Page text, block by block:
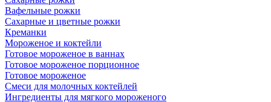
Вафельные рожки
Сахарные и цветные рожки
Креманки
Мороженое и коктейли
Готовое мороженое в ваннах
Готовое мороженое порционное
Готовое мороженое
Смеси для молочных коктейлей
Ингредиенты для мягкого мороженого